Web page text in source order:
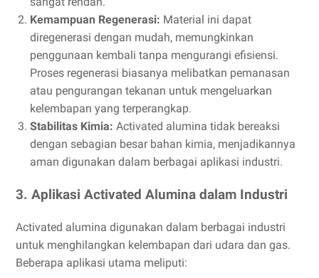
Kemampuan Regenerasi: Material ini dapat
diregenerasi dengan mudah, memungkinkan
penggunaan kembali tanpa mengurangi efisiensi.
Proses regenerasi biasanya melibatkan pemanasan
atau pengurangan tekanan untuk mengeluarkan
kelembapan yang terperangkap.
Stabilitas Kimia: Activated alumina tidak bereaksi
dengan sebagian besar bahan kimia, menjadikannya
aman digunakan dalam berbagai aplikasi industri.
3. Aplikasi Activated Alumina dalam Industri
Activated alumina digunakan dalam berbagai industri
untuk menghilangkan kelembapan dari udara dan gas.
Beberapa aplikasi utama meliputi: